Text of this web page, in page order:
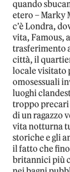
quando
etero – Marky
c’è Londra,
vita, Famous,
trasferimento
città, il
locale visitato
omosessuali
luoghi
troppo precari
di un ragazzo
vita notturna
storiche e gli
il fatto che
britannici più